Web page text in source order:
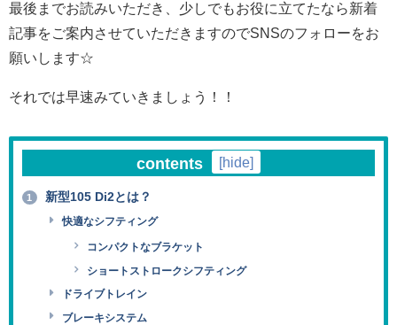
最後までお読みいただき、少しでもお役に立てたなら新着
記事をご案内させていただきますのでSNSのフォローをお
願いします☆
それでは早速みていきましょう！！
contents [hide]
1 新型105 Di2とは？
快適なシフティング
コンパクトなブラケット
ショートストロークシフティング
ドライブトレイン
ブレーキシステム